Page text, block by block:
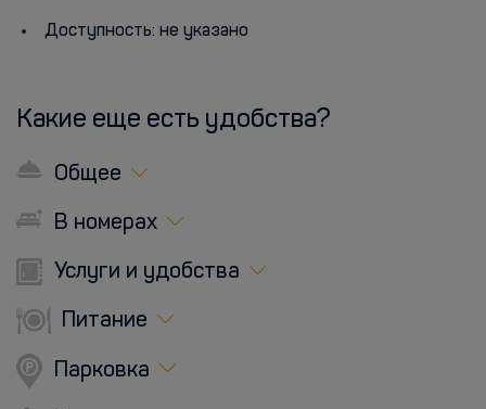
Доступность: не указано
Какие еще есть удобства?
Общее
В номерах
Услуги и удобства
Питание
Парковка